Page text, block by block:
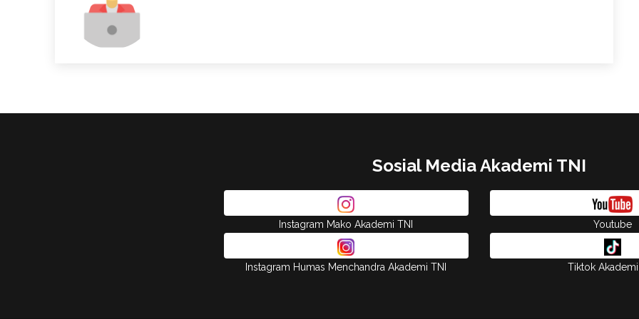
Sosial Media Akademi TNI
Instagram Mako Akademi TNI Youtube
Instagram Humas Menchandra Akademi TNI Tiktok